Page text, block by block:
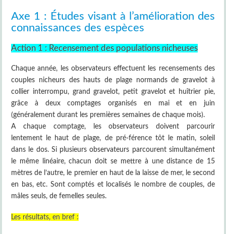
Axe 1 : Études visant à l’amélioration des
connaissances des espèces
Action 1 : Recensement des populations nicheuses
Chaque année, les observateurs effectuent les recensements des
couples nicheurs des hauts de plage normands de gravelot à
collier interrompu, grand gravelot, petit gravelot et huîtrier pie,
grâce à deux comptages organisés en mai et en juin
(généralement durant les premières semaines de chaque mois).
A chaque comptage, les observateurs doivent parcourir
lentement le haut de plage, de pré-férence tôt le matin, soleil
dans le dos. Si plusieurs observateurs parcourent simultanément
le même linéaire, chacun doit se mettre à une distance de 15
mètres de l’autre, le premier en haut de la laisse de mer, le second
en bas, etc. Sont comptés et localisés le nombre de couples, de
mâles seuls, de femelles seules.
Les résultats, en bref :